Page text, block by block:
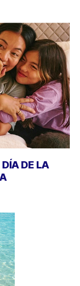
DE LA